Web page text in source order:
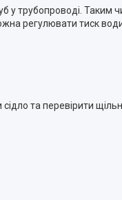
у трубопроводі. Таким
регулювати тиск
та перевірити